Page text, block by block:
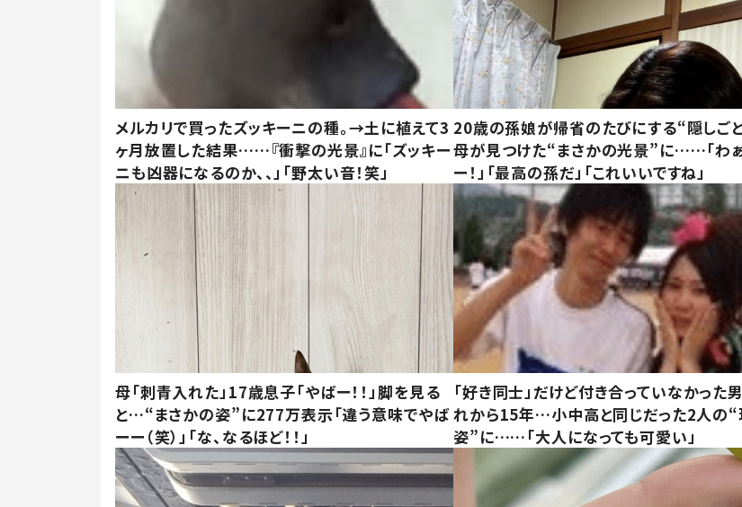
メルカリで買ったズッキーニの種。→土に植えて3
ヶ月放置した結果……『衝撃の光景』に「ズッキー
ニも凶器になるのか、、」「野太い音！笑」
20歳の孫娘が帰省のたびにする“隠しご
母が見つけた“まさかの光景”に……「わ
ー！」「最高の孫だ」「これいいですね」
母「刺青入れた」17歳息子「やばー！！」脚を見る
と…“まさかの姿”に277万表示「違う意味でやば
ーー（笑）」「な、なるほど！！」
「好き同士」だけど付き合っていなかった
れから15年…小中高と同じだった2人の
姿”に……「大人になっても可愛い」